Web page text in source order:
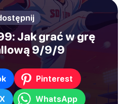
Jak grać w grę
9/9/9
Pinterest
WhatsApp